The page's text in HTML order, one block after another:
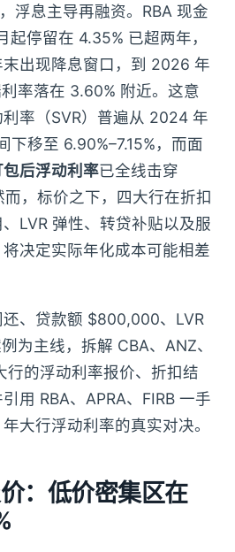
浮息主导再融资。RBA 现金
起停留在 4.35% 已超两年，
出现降息窗口，到 2026 年
率落在 3.60% 附近。这意
率（SVR）普遍从 2024 年
下移至 6.90%–7.15%，而面
包后浮动利率已全线击穿
，标价之下，四大行在折扣
LVR 弹性、转贷补贴以及服
决定实际年化成本可能相差
、贷款额 $800,000、LVR
为主线，拆解 CBA、ANZ、
行的浮动利率报价、折扣结
用 RBA、APRA、FIRB 一手
大行浮动利率的真实对决。
：低价密集区在